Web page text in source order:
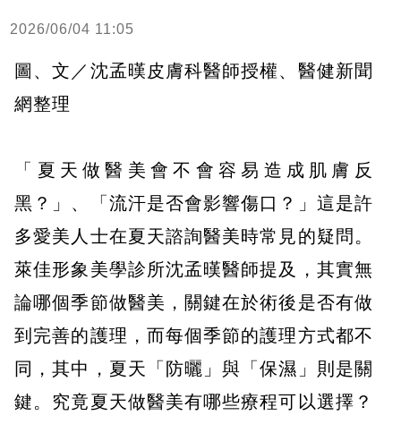
2026/06/04 11:05
圖、文／沈孟暵皮膚科醫師授權、醫健新聞
網整理
「夏天做醫美會不會容易造成肌膚反
黑？」、「流汗是否會影響傷口？」這是許
多愛美人士在夏天諮詢醫美時常見的疑問。
萊佳形象美學診所沈孟暵醫師提及，其實無
論哪個季節做醫美，關鍵在於術後是否有做
到完善的護理，而每個季節的護理方式都不
同，其中，夏天「防曬」與「保濕」則是關
鍵。究竟夏天做醫美有哪些療程可以選擇？